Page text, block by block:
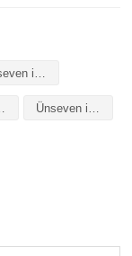
Ünseven isminin numerolojisi